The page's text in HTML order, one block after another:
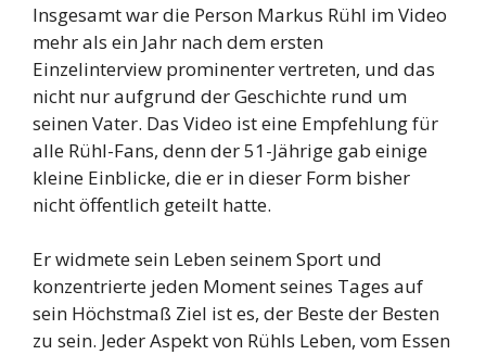
Insgesamt war die Person Markus Rühl im Video
mehr als ein Jahr nach dem ersten
Einzelinterview prominenter vertreten, und das
nicht nur aufgrund der Geschichte rund um
seinen Vater. Das Video ist eine Empfehlung für
alle Rühl-Fans, denn der 51-Jährige gab einige
kleine Einblicke, die er in dieser Form bisher
nicht öffentlich geteilt hatte.
Er widmete sein Leben seinem Sport und
konzentrierte jeden Moment seines Tages auf
sein Höchstmaß Ziel ist es, der Beste der Besten
zu sein. Jeder Aspekt von Rühls Leben, vom Essen